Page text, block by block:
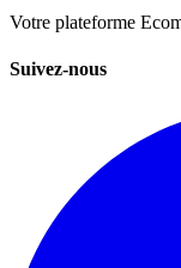
Votre plateforme
Suivez-nous